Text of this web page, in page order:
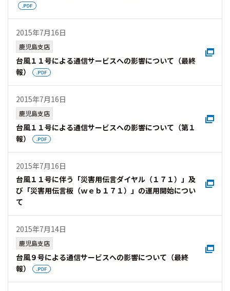
2015年7月16日
鹿児島支店
台風１１号による通信サービスへの影響について（最終
報）
2015年7月16日
鹿児島支店
台風１１号による通信サービスへの影響について（第１
報）
2015年7月16日
台風１１号に伴う「災害用伝言ダイヤル（１７１）」及
び「災害用伝言板（ｗｅｂ１７１）」の運用開始につい
て
2015年7月14日
鹿児島支店
台風９号による通信サービスへの影響について（最終
報）